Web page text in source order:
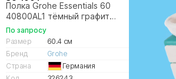
Полка Grohe Essentials 60
40800AL1 тёмный графит
матовый
По запросу
Размер
60.4 см
Бренд
Grohe
Страна
Германия